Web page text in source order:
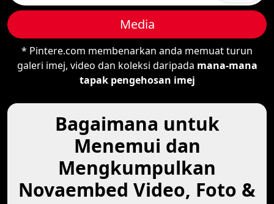
Media
* Pintere.com membenarkan anda memuat turun
galeri imej, video dan koleksi daripada mana-mana
tapak pengehosan imej
Bagaimana untuk
Menemui dan
Mengkumpulkan
Novaembed Video, Foto &